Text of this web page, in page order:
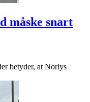
måske snart
betyder, at Norlys